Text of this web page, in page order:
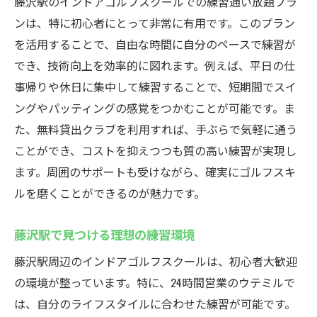
ンは、特に初心者にとって非常に有用です。このプラン
を活用することで、自由な時間に自分のペースで練習が
でき、技術向上を効率的に図れます。例えば、平日の仕
事帰りや休日に集中して練習することで、短期間でスイ
ングやパッティングの感覚をつかむことが可能です。ま
た、無料貸出クラブを利用すれば、手ぶらで気軽に通う
ことができ、コストを抑えつつも質の高い練習が実現し
ます。周囲のサポートも受けながら、確実にゴルフスキ
ルを磨くことができるのが魅力です。
藤沢駅で見つける理想の練習環境
藤沢駅周辺のインドアゴルフスクールは、初心者大歓迎
の環境が整っています。特に、24時間営業のウテミルで
は、自分のライフスタイルに合わせた練習が可能です。